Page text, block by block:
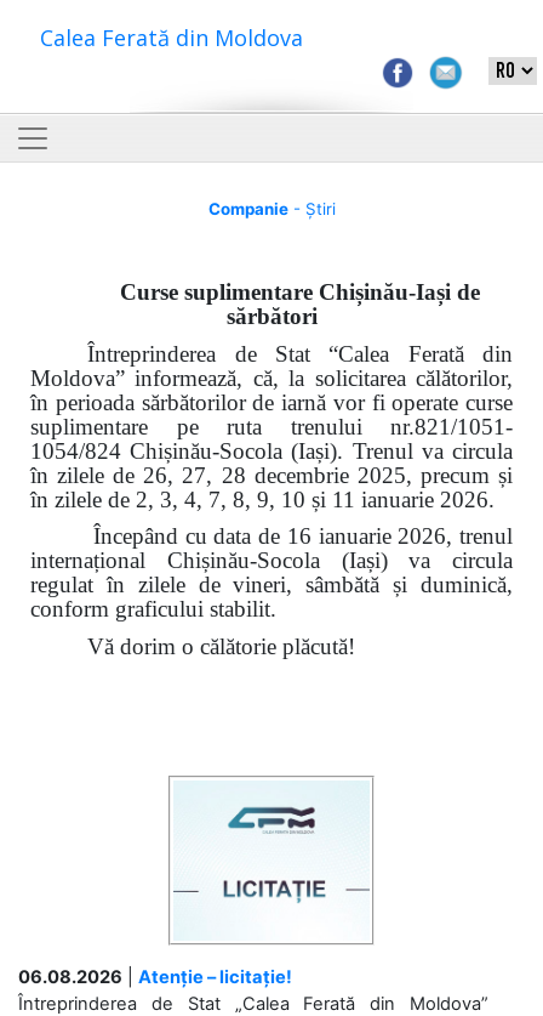
Calea Ferată din Moldova
Companie- Știri
Curse suplimentare Chișinău-Iași de
sărbători
Întreprinderea de Stat “Calea Ferată din
Moldova” informează, că, la solicitarea călătorilor,
în perioada sărbătorilor de iarnă vor fi operate curse
suplimentare pe ruta trenului nr.821/1051-
1054/824 Chișinău-Socola (Iași). Trenul va circula
în zilele de 26, 27, 28 decembrie 2025, precum și
în zilele de 2, 3, 4, 7, 8, 9, 10 și 11 ianuarie 2026.
Începând cu data de 16 ianuarie 2026, trenul
internațional Chișinău-Socola (Iași) va circula
regulat în zilele de vineri, sâmbătă și duminică,
conform graficului stabilit.
Vă dorim o călătorie plăcută!
06.08.2026
Atenție – licitație!
Întreprinderea de Stat „Calea Ferată din Moldova”